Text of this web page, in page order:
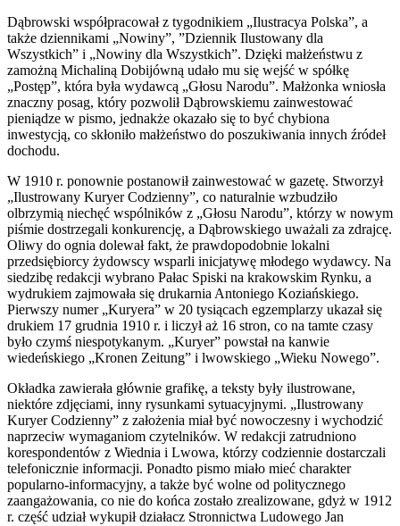
Dąbrowski współpracował z tygodnikiem „Ilustracya Polska”, a
także dziennikami „Nowiny”, ”Dziennik Ilustowany dla
Wszystkich” i „Nowiny dla Wszystkich”. Dzięki małżeństwu z
zamożną Michaliną Dobijówną udało mu się wejść w spółkę
„Postęp”, która była wydawcą „Głosu Narodu”. Małżonka wniosła
znaczny posag, który pozwolił Dąbrowskiemu zainwestować
pieniądze w pismo, jednakże okazało się to być chybiona
inwestycją, co skłoniło małżeństwo do poszukiwania innych źródeł
dochodu.
W 1910 r. ponownie postanowił zainwestować w gazetę. Stworzył
„Ilustrowany Kuryer Codzienny”, co naturalnie wzbudziło
olbrzymią niechęć wspólników z „Głosu Narodu”, którzy w nowym
piśmie dostrzegali konkurencję, a Dąbrowskiego uważali za zdrajcę.
Oliwy do ognia dolewał fakt, że prawdopodobnie lokalni
przedsiębiorcy żydowscy wsparli inicjatywę młodego wydawcy. Na
siedzibę redakcji wybrano Pałac Spiski na krakowskim Rynku, a
wydrukiem zajmowała się drukarnia Antoniego Koziańskiego.
Pierwszy numer „Kuryera” w 20 tysiącach egzemplarzy ukazał się
drukiem 17 grudnia 1910 r. i liczył aż 16 stron, co na tamte czasy
było czymś niespotykanym. „Kuryer” powstał na kanwie
wiedeńskiego „Kronen Zeitung” i lwowskiego „Wieku Nowego”.
Okładka zawierała głównie grafikę, a teksty były ilustrowane,
niektóre zdjęciami, inny rysunkami sytuacyjnymi. „Ilustrowany
Kuryer Codzienny” z założenia miał być nowoczesny i wychodzić
naprzeciw wymaganiom czytelników. W redakcji zatrudniono
korespondentów z Wiednia i Lwowa, którzy codziennie dostarczali
telefonicznie informacji. Ponadto pismo miało mieć charakter
popularno-informacyjny, a także być wolne od politycznego
zaangażowania, co nie do końca zostało zrealizowane, gdyż w 1912
r. część udział wykupił działacz Stronnictwa Ludowego Jan